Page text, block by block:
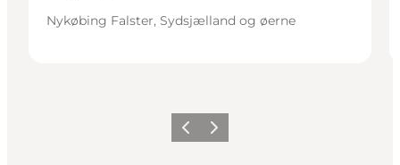
Nykøbing Falster, Sydsjælland og øerne
ForrigeNæste